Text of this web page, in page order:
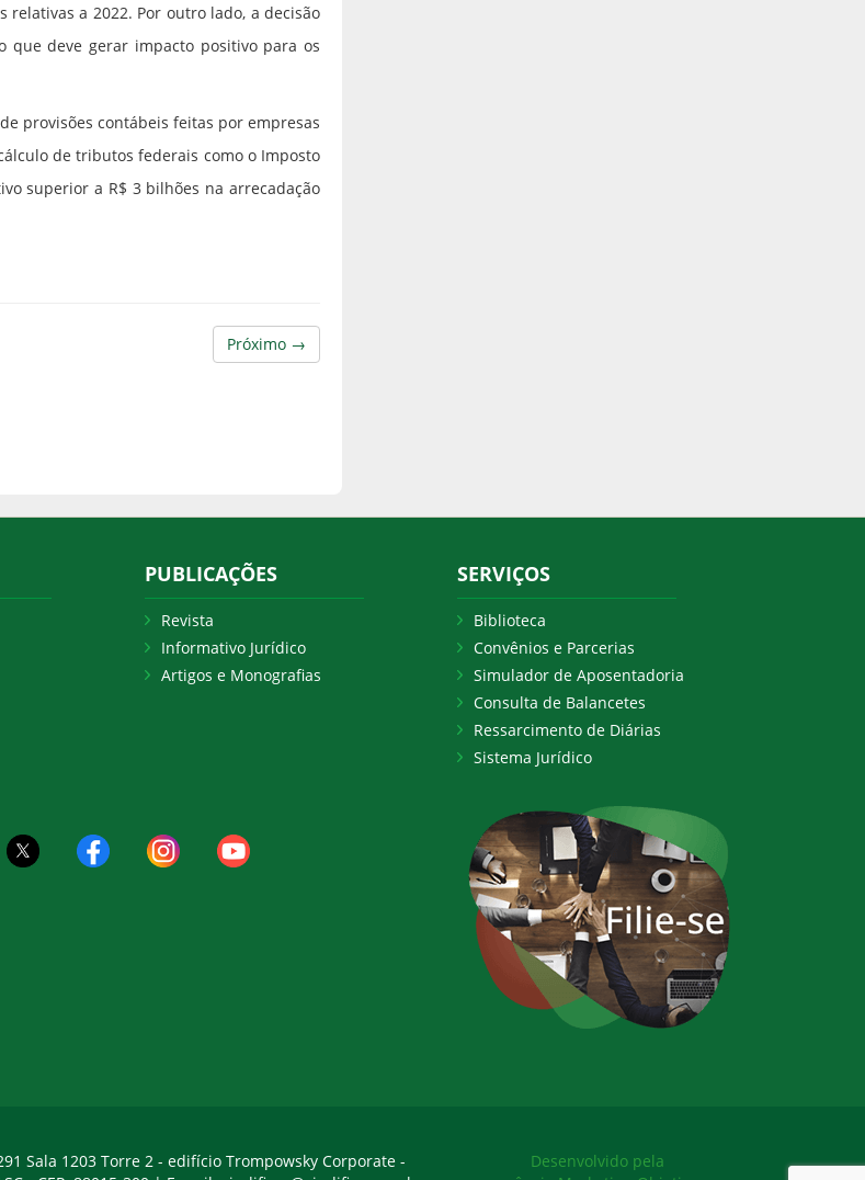
a 2022. Por outro lado, a decisão
que deve gerar impacto positivo para os
provisões contábeis feitas por empresas
de tributos federais como o Imposto
superior a R$ 3 bilhões na arrecadação
Próximo →
PUBLICAÇÕES
Revista
Informativo Jurídico
Artigos e Monografias
SERVIÇOS
Biblioteca
Convênios e Parcerias
Simulador de Aposentadoria
Consulta de Balancetes
Ressarcimento de Diárias
Sistema Jurídico
Sala 1203 Torre 2 - edifício Trompowsky Corporate -
Desenvolvido pela